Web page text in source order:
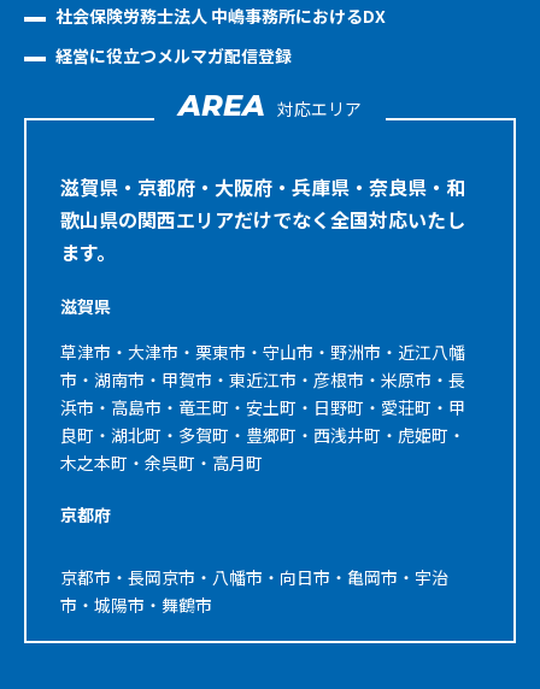
社会保険労務士法人 中嶋事務所におけるDX
経営に役立つメルマガ配信登録
AREA 対応エリア
滋賀県・京都府・大阪府・兵庫県・奈良県・和
歌山県の関西エリアだけでなく全国対応いたし
ます。
滋賀県
草津市・大津市・栗東市・守山市・野洲市・近江八幡
市・湖南市・甲賀市・東近江市・彦根市・米原市・長
浜市・高島市・竜王町・安土町・日野町・愛荘町・甲
良町・湖北町・多賀町・豊郷町・西浅井町・虎姫町・
木之本町・余呉町・高月町
京都府
京都市・長岡京市・八幡市・向日市・亀岡市・宇治
市・城陽市・舞鶴市